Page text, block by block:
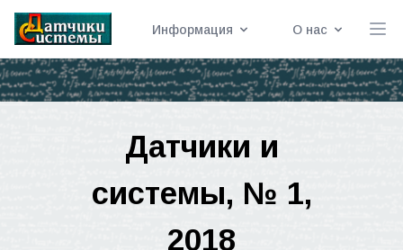
Информация О нас
Датчики и
системы, № 1,
2018